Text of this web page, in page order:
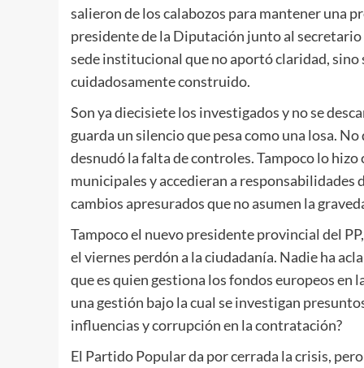
salieron de los calabozos para mantener una
presidente de la Diputación junto al
sede institucional que no aportó claridad, sino
cuidadosamente construido.
Son ya diecisiete los investigados y no se
guarda un silencio que pesa como una losa.
desnudó la falta de controles. Tampoco lo
municipales y accedieran a responsabilidades
cambios apresurados que no asumen la
Tampoco el nuevo presidente provincial del
el viernes perdón a la ciudadanía. Nadie ha
que es quien gestiona los fondos europeos en
una gestión bajo la cual se investigan
influencias y corrupción en la contratación?
El Partido Popular da por cerrada la crisis,